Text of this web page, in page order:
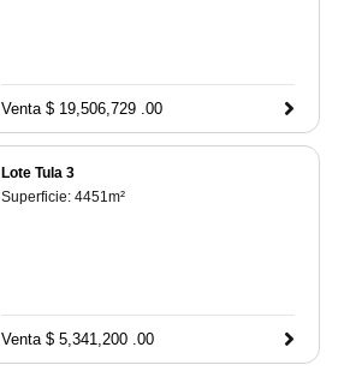
Venta $ 19,506,729 .00
Lote Tula 3
Superficie: 4451 m²
Venta $ 5,341,200 .00